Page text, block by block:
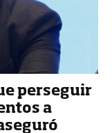
perseguir
a